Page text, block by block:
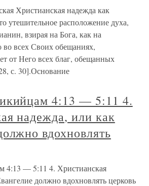
Христианская надежда как
утешительное расположение духа,
взирая на Бога, как на
во всех Своих обещаниях,
от Него всех благ, обещанных
с. 30].Основание
4:13 — 5:11 4.
надежда, или как
вдохновлять
4:13 — 5:11 4. Христианская
должно вдохновлять церковь